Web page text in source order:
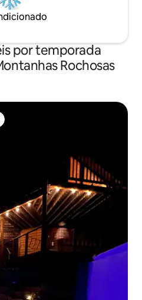
por temporada
Rochosas
dos hóspedes